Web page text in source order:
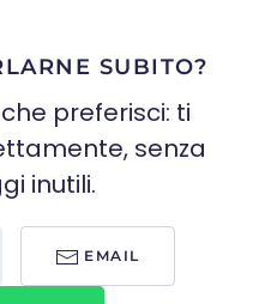
SUBITO?
preferisci: ti
senza
inutili.
EMAIL